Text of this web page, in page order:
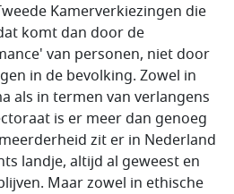
Kamerverkiezingen die
komt dan door de
van personen, niet door
in de bevolking. Zowel in
als in termen van verlangens
is er meer dan genoeg
zit er in Nederland
landje, altijd al geweest en
Maar zowel in ethische